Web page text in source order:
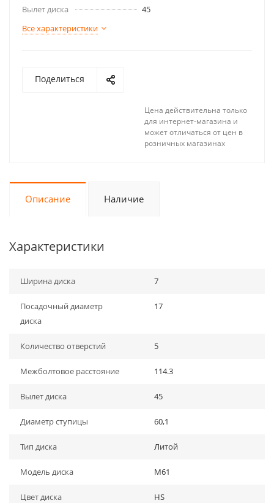
Вылет диска
45
Все характеристики
Поделиться
Цена действительна только
для интернет-магазина и
может отличаться от цен в
розничных магазинах
Описание Наличие
Характеристики
Ширина диска 7
Посадочный диаметр
диска
17
Количество отверстий 5
Межболтовое расстояние 114.3
Вылет диска 45
Диаметр ступицы 60,1
Тип диска Литой
Модель диска M61
Цвет диска HS